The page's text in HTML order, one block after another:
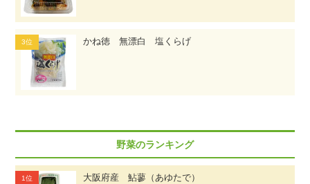
かね徳 無漂白 塩くらげ
野菜のランキング
大阪府産 鮎蓼（あゆたで）